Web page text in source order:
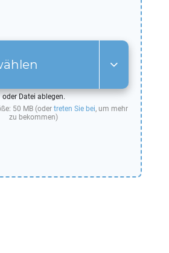
oder Datei ablegen.
50 MB (oder treten Sie bei, um mehr
zu bekommen)